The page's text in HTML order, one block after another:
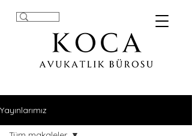
Yayınlarımız